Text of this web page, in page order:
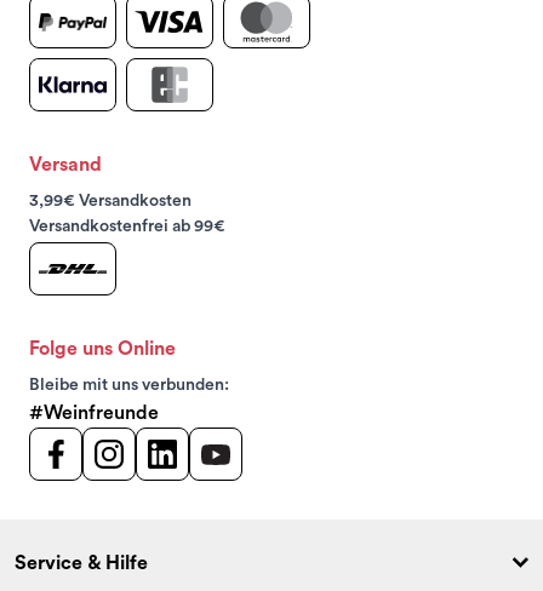
Versand
3,99€ Versandkosten
Versandkostenfrei ab 99€
Folge uns Online
Bleibe mit uns verbunden:
#Weinfreunde
Service & Hilfe